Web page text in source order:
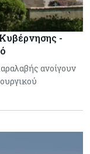
-
ανοίγουν